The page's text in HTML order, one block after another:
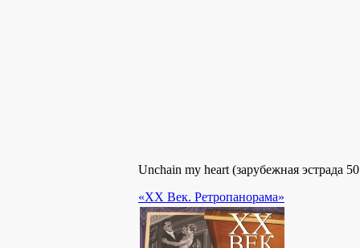
Unchain my heart (зарубежная эстрада
«XX Век. Ретропанорама»